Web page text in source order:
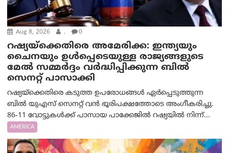
Aug 8, 2026 . 0
റഷ്യയ്‌ക്കെതിരെ അമേരിക്ക: ഇന്ത്യയും
ചൈനയും ഉൾപ്പെടെയുള്ള രാജ്യങ്ങളുടെ
മേൽ സമ്മർദ്ദം വർദ്ധിപ്പിക്കുന്ന ബിൽ
സെനറ്റ് പാസാക്കി
റഷ്യയ്‌ക്കെതിരെ കടുത്ത ഉപരോധങ്ങൾ ഏർപ്പെടുത്തുന്ന
ബിൽ യുഎസ് സെനറ്റ് വൻ ഭൂരിപക്ഷത്തോടെ അംഗീകരിച്ചു.
86-11 വോട്ടുകൾക്ക് പാസായ പാക്കേജിൽ റഷ്യയിൽ നിന്ന്...
AMERICA